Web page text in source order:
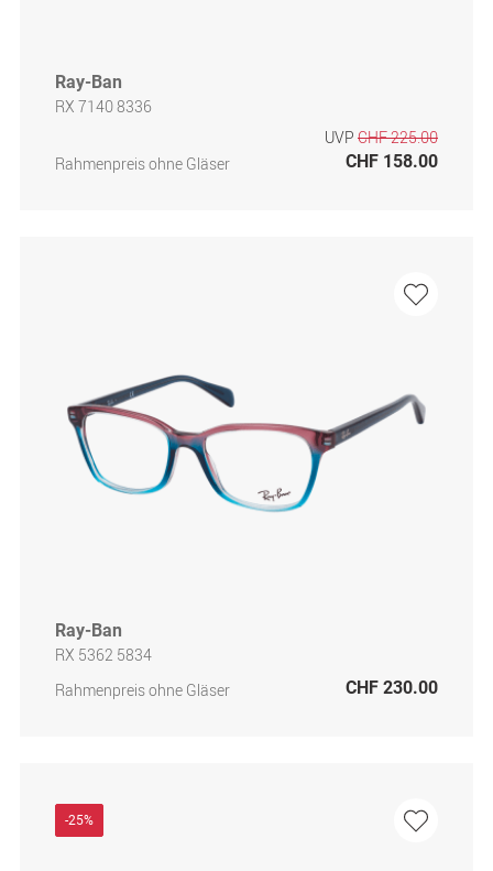
Ray-Ban
RX 7140 8336
Rahmenpreis ohne Gläser
UVP CHF 225.00
CHF 158.00
Ray-Ban
RX 5362 5834
Rahmenpreis ohne Gläser
CHF 230.00
-25%